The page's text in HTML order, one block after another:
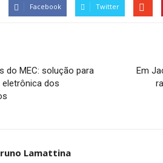
Facebook Twitter
do MEC: solução para
dos
Em
Lamattina